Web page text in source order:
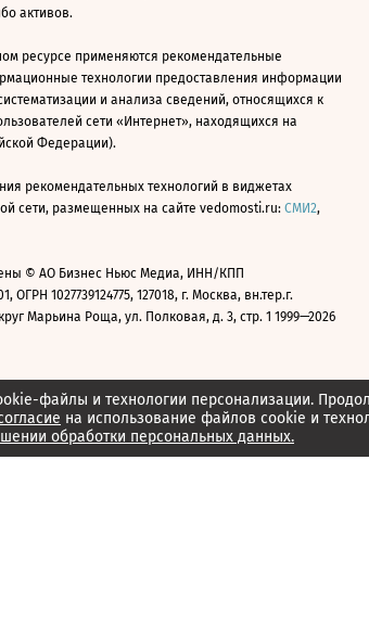
файлы и технологии персонализации.
на использование файлов cookie и
обработки персональных данных.
активов.
ресурсе применяются рекомендательные
технологии предоставления информации
и анализа сведений, относящихся к
сети «Интернет», находящихся на
Федерации).
рекомендательных технологий в виджетах
сети, размещенных на сайте vedomosti.ru: СМИ2,
© АО Бизнес Ньюс Медиа, ИНН/КПП
ОГРН 1027739124775, 127018, г. Москва, вн.тер.г.
Марьина Роща, ул. Полковая, д. 3, стр. 1 1999—2026